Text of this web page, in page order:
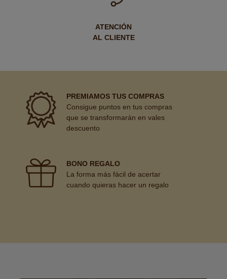
ATENCIÓN
AL CLIENTE
PREMIAMOS TUS COMPRAS
Consigue puntos en tus compras
que se transformarán en vales
descuento
BONO REGALO
La forma más fácil de acertar
cuando quieras hacer un regalo